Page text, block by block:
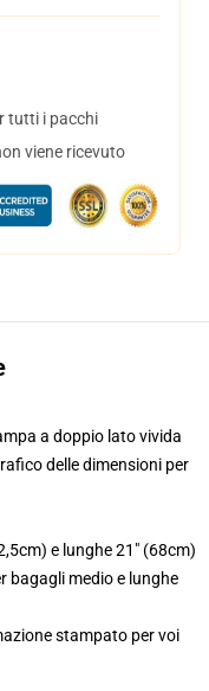
tutti i pacchi
viene ricevuto
a doppio lato vivida
delle dimensioni per
e lunghe 21" (68cm)
bagagli medio e lunghe
stampato per voi